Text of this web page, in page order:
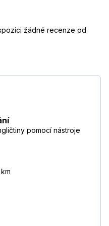
žádné recenze od
pomocí nástroje